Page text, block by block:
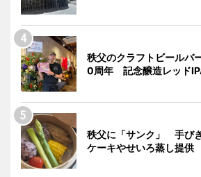
秩父のクラフトビールバ
0周年 記念醸造レッド
秩父に「サンク」 手び
ケーキやせいろ蒸し提供